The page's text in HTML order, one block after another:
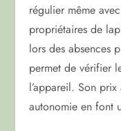
régulier même
propriétaires de
lors des absences
permet de vérifier
l’appareil. Son
autonomie en font